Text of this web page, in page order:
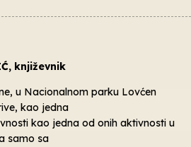
književnik
u Nacionalnom parku Lovćen
kao jedna
kao jedna od onih aktivnosti u
samo sa